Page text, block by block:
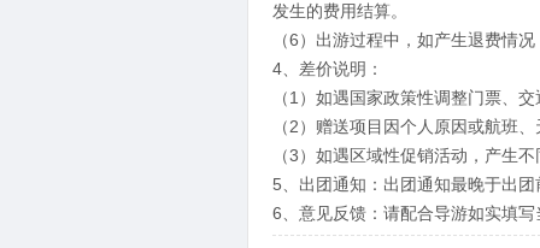
发生的费用结算。
（6）出游过程中，如产生退费情
4、差价说明：
（1）如遇国家政策性调整门票、
（2）赠送项目因个人原因或航班
（3）如遇区域性促销活动，产生
5、出团通知：出团通知最晚于出
6、意见反馈：请配合导游如实填